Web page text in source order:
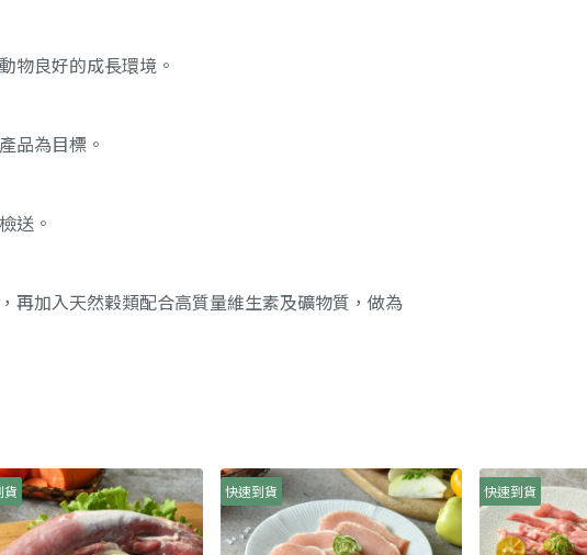
物良好的成長環境。
品為目標。
送。
再加入天然穀類配合高質量維生素及礦物質，做為
貨 快速到貨 快速到貨